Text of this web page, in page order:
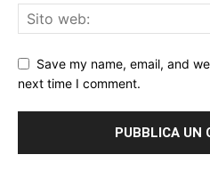
Save my name, email, and
next time I comment.